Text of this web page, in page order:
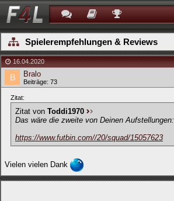
Spielerempfehlungen & Reviews
16.04.2020
Bralo
Beiträge: 73
Zitat:
Zitat von Toddi1970
Das wäre die zweite von Deinen Aufstellungen:
https://www.futbin.com//20/squad/15057623
Vielen vielen Dank